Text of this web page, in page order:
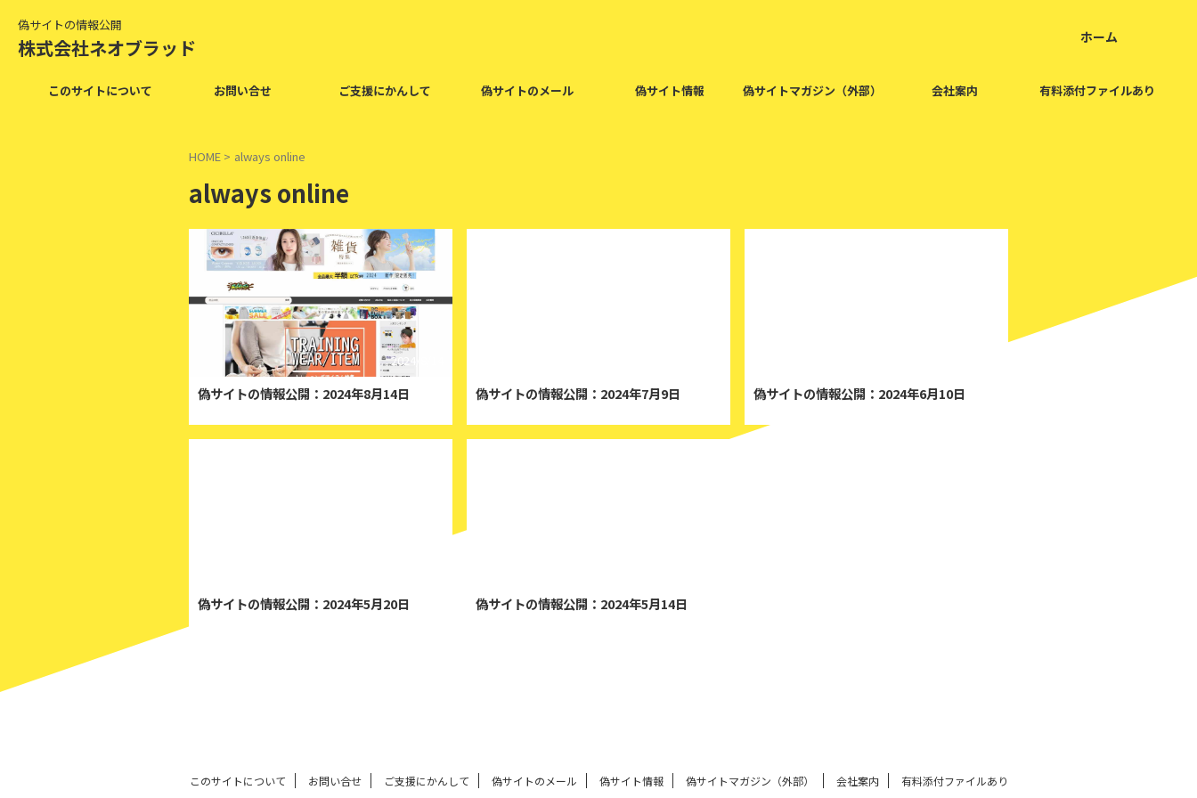
偽サイトの情報公開
株式会社ネオブラッド ホーム
このサイトについて お問い合せ ご支援にかんして 偽サイトのメール 偽サイト情報 偽サイトマガジン（外部） 会社案内 有料添付ファイルあり
HOME > always online
always online
2024/8/14
偽サイトの情報公開：2024年8月14日 偽サイトの情報公開：2024年7月9日 偽サイトの情報公開：2024年6月10日
偽サイトの情報公開：2024年5月20日 偽サイトの情報公開：2024年5月14日
このサイトについて お問い合せ ご支援にかんして 偽サイトのメール 偽サイト情報 偽サイトマガジン（外部） 会社案内 有料添付ファイルあり